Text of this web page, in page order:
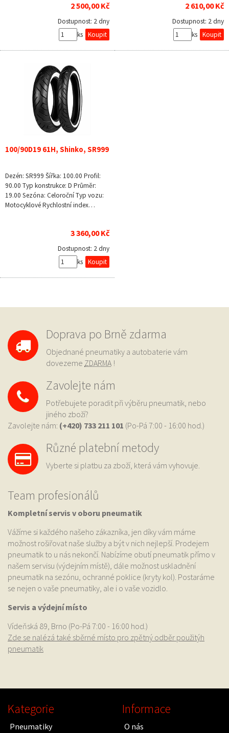
2 500,00 Kč
Dostupnost: 2 dny
ks
2 610,00 Kč
Dostupnost: 2 dny
ks
100/90D19 61H, Shinko, SR999
Dezén: SR999 Šířka: 100.00 Profil:
90.00 Typ konstrukce: D Průměr:
19.00 Sezóna: Celoroční Typ vozu:
Motocyklové Rychlostní index…
3 360,00 Kč
Dostupnost: 2 dny
ks
Doprava po Brně zdarma
Objednané pneumatiky a autobaterie vám
dovezeme ZDARMA !
Zavolejte nám
Potřebujete poradit při výběru pneumatik, nebo
jiného zboží?
Zavolejte nám: (+420) 733 211 101 (Po-Pá 7:00 - 16:00 hod.)
Různé platební metody
Vyberte si platbu za zboží, která vám vyhovuje.
Team profesionálů
Kompletní servis v oboru pneumatik
Vážíme si každého našeho zákazníka, jen díky vám máme
možnost rošiřovat naše služby a být v nich nejlepší. Prodejem
pneumatik to u nás nekončí. Nabízíme obutí pneumatik přímo v
našem servisu (výdejním místě), dále možnost uskladnění
pneumatik na sezónu, ochranné poklice (kryty kol). Postaráme
se nejen o vaše pneumatiky, ale i o vaše vozidlo.
Servis a výdejní místo
Vídeňská 89, Brno (Po-Pá 7:00 - 16:00 hod.)
Zde se nalézá také sběrné místo pro zpětný odběr použitýh
pneumatik
Kategorie
Pneumatiky
Informace
O nás